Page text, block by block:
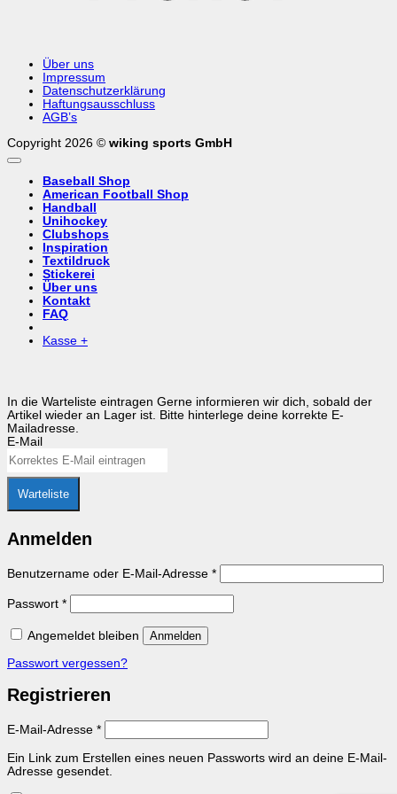
Über uns
Impressum
Datenschutzerklärung
Haftungsausschluss
AGB’s
Copyright 2026 © wiking sports GmbH
Baseball Shop
American Football Shop
Handball
Unihockey
Clubshops
Inspiration
Textildruck
Stickerei
Über uns
Kontakt
FAQ
Kasse +
In die Warteliste eintragen Gerne informieren wir dich, sobald der
Artikel wieder an Lager ist. Bitte hinterlege deine korrekte E-
Mailadresse.
E-Mail
Warteliste
Anmelden
Benutzername oder E-Mail-Adresse *Erforderlich
Passwort *Erforderlich
Angemeldet bleiben Anmelden
Passwort vergessen?
Registrieren
E-Mail-Adresse *Erforderlich
Ein Link zum Erstellen eines neuen Passworts wird an deine E-Mail-
Adresse gesendet.